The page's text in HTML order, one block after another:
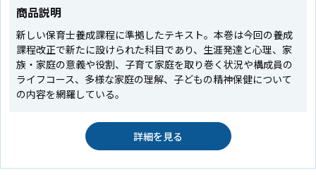
商品説明
新しい保育士養成課程に準拠したテキスト。本巻は今回の養成
課程改正で新たに設けられた科目であり、生涯発達と心理、家
族・家庭の意義や役割、子育て家庭を取り巻く状況や構成員の
ライフコース、多様な家庭の理解、子どもの精神保健について
の内容を網羅している。
詳細を見る